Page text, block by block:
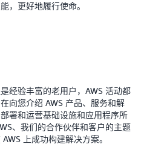
，更好地履行使命。
经验丰富的老用户，AWS 活动都
向您介绍 AWS 产品、服务和解
署和运营基础设施和应用程序所
、我们的合作伙伴和客户的主题
上成功构建解决方案。